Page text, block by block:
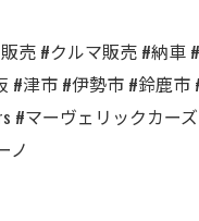
売 #クルマ販売 #納車
#津市 #伊勢市 #鈴鹿市
#マーヴェリックカー
ノ